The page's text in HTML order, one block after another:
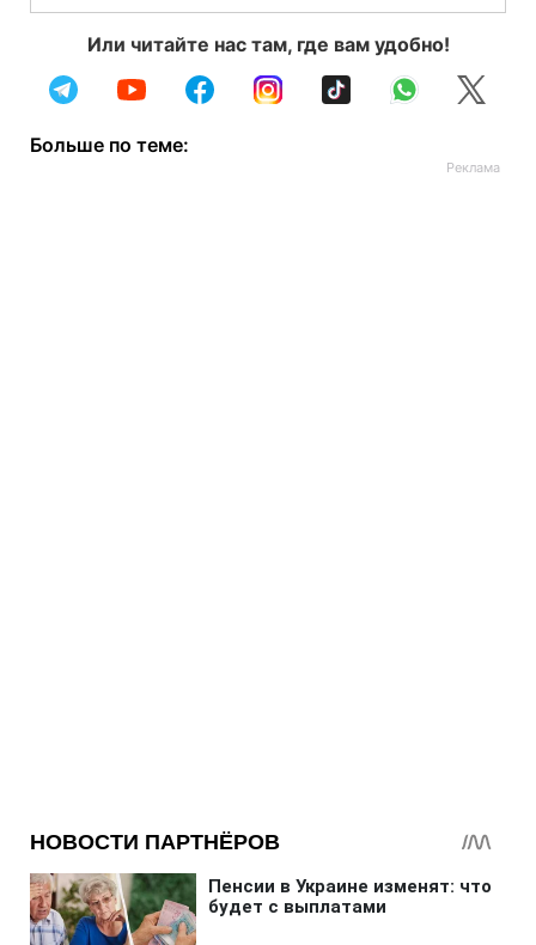
Или читайте нас там, где вам удобно!
Больше по теме: